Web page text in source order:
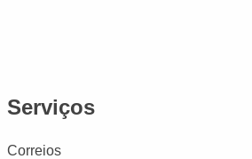
Serviços
Correios